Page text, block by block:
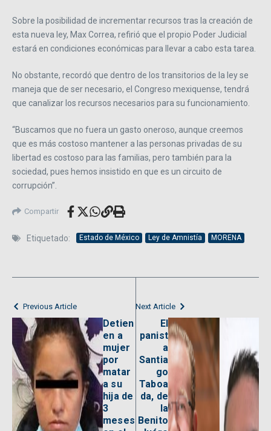
Sobre la posibilidad de incrementar recursos tras la creación de
esta nueva ley, Max Correa, refirió que el propio Poder Judicial
estará en condiciones económicas para llevar a cabo esta tarea.
No obstante, recordó que dentro de los transitorios de la ley se
maneja que de ser necesario, el Congreso mexiquense, tendrá
que canalizar los recursos necesarios para su funcionamiento.
“Buscamos que no fuera un gasto oneroso, aunque creemos
que es más costoso mantener a las personas privadas de su
libertad es costoso para las familias, pero también para la
sociedad, pues hemos insistido en que es un circuito de
corrupción”.
Compartir
Etiquetado: Estado de México Ley de Amnistía MORENA
Previous Article
Detien
en a
mujer
por
matar
a su
hija de
3
meses
Next Article
El
panist
a
Santia
go
Taboa
da, de
la
Benito